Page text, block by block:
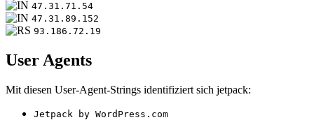
47.31.71.54
47.31.89.152
93.186.72.19
User Agents
Mit diesen User-Agent-Strings identifiziert sich jetpack:
Jetpack by WordPress.com